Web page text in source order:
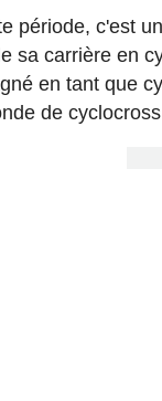
période, c'est
sa carrière en
en tant que
de